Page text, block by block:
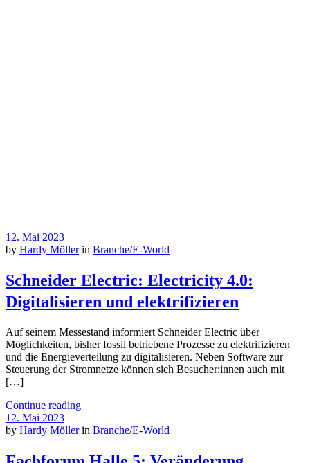
12. Mai 2023
by Hardy Möller in Branche/E-World
Schneider Electric: Electricity 4.0:
Digitalisieren und elektrifizieren
Auf seinem Messestand informiert Schneider Electric über
Möglichkeiten, bisher fossil betriebene Prozesse zu elektrifizieren
und die Energieverteilung zu digitalisieren. Neben Software zur
Steuerung der Stromnetze können sich Besucher:innen auch mit
[…]
Continue reading
12. Mai 2023
by Hardy Möller in Branche/E-World